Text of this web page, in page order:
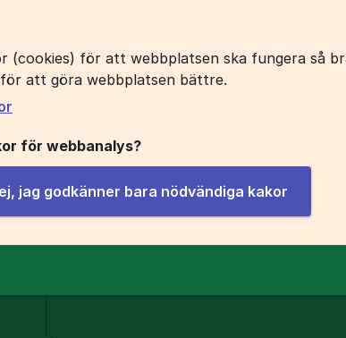
(cookies) för att webbplatsen ska fungera så
att göra webbplatsen bättre.
för webbanalys?
jag godkänner bara nödvändiga kakor